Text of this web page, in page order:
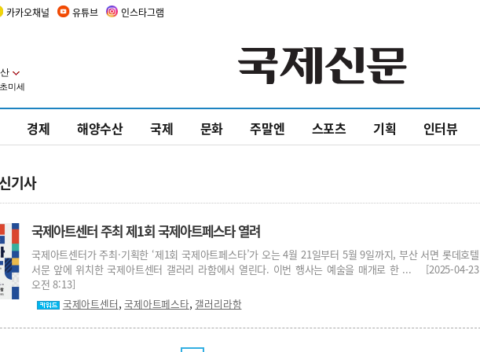
카카오채널 유튜브 인스타그램
경제 해양수산 국제 문화 주말엔 스포츠 기획 인터뷰
기사
국제아트센터 주최 제1회 국제아트페스타 열려
국제아트센터가 주최·기획한 ‘제1회 국제아트페스타’가 오는 4월 21일부터 5월 9일까지, 부산 서면 롯데호텔
서문 앞에 위치한 국제아트센터 갤러리 라함에서 열린다. 이번 행사는 예술을 매개로 한 ... [2025-04-23
오전 8:13]
국제아트센터,국제아트페스타, 갤러리라함